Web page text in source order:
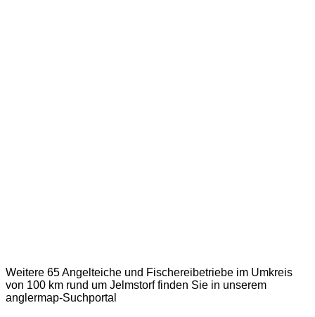
Weitere 65 Angelteiche und Fischereibetriebe im Umkreis
von 100 km rund um Jelmstorf finden Sie in unserem
anglermap-Suchportal